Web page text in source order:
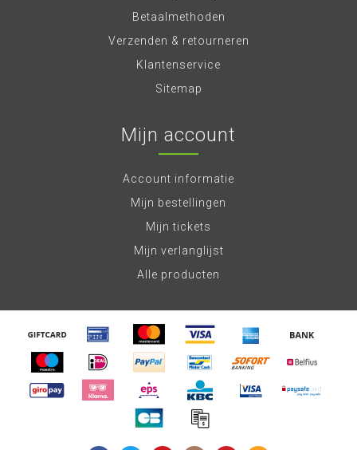
Betaalmethoden
Verzenden & retourneren
Klantenservice
Sitemap
Mijn account
Account informatie
Mijn bestellingen
Mijn tickets
Mijn verlanglijst
Alle producten